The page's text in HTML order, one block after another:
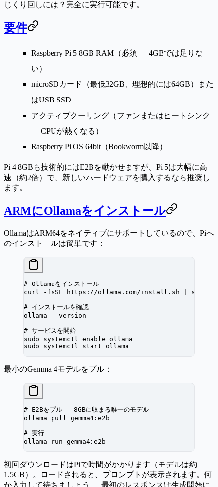
じくり回しには？完全に実行可能です。
要件
Raspberry Pi 5 8GB RAM （必須 — 4GBでは足りな
い）
microSDカード
（最低32GB、理想的には64GB）また
はUSB SSD
アクティブクーリング （ファンまたはヒートシンク
— CPUが熱くなる）
Raspberry Pi OS 64bit （Bookworm以降）
Pi 4 8GBも技術的にはE2Bを動かせますが、Pi 5は大幅に高
速（約2倍）で、新しいハードウェアを購入するなら推奨し
ます。
ARMにOllamaをインストール
OllamaはARM64をネイティブにサポートしているので、Piへ
のインストールは簡単です：
# Ollamaをインストール
curl -fsSL https://ollama.com/install.sh sh
# インストールを確認
ollama --version
# サービスを開始
sudo systemctl enable ollama
sudo systemctl start ollama
最小のGemma 4モデルをプル：
# E2Bをプル — 8GBに収まる唯一のモデル
ollama pull gemma4:e2b
# 実行
ollama run gemma4:e2b
初回ダウンロードはPiで時間がかかります（モデルは約
1.5GB）。ロードされると、プロンプトが表示されます。何
か入力して待ちましょう — 最初のレスポンスは生成開始に